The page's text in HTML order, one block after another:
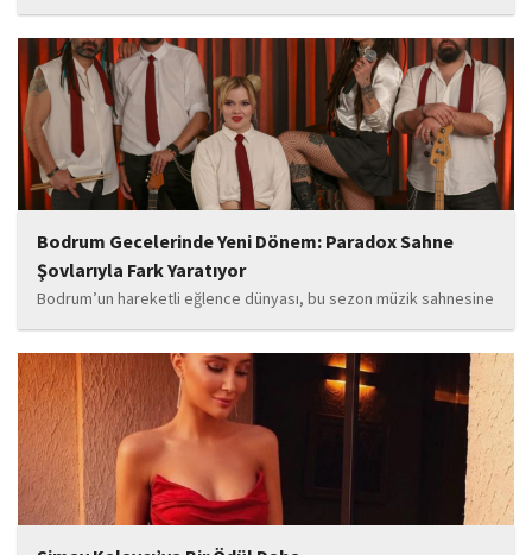
Cumhuriyet Savcılığı’na kendi isteğiyle başvurarak ifade verdiği
öğrenilen Böcek’in açıklamalarında, 31 Mart 2024 yerel
seçimleri...
Bodrum Gecelerinde Yeni Dönem: Paradox Sahne
Şovlarıyla Fark Yaratıyor
Bodrum’un hareketli eğlence dünyası, bu sezon müzik sahnesine
iddialı bir giriş yapan “Paradox” ile yeni bir enerji kazanıyor. Güçlü
sahne performansı, uluslararası standartlardaki repertuarı ve
deneyimli müzisyen kadrosuyla dikkat çeken...